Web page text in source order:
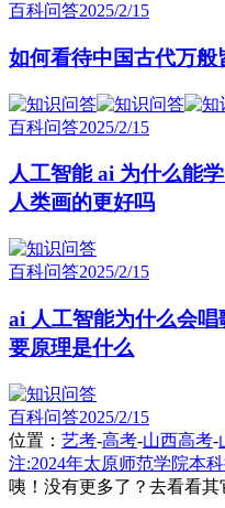
百科问答2025/2/15
如何看待中国古代万
百科问答2025/2/15
人工智能 ai 为什么能
人类画的更好吗
百科问答2025/2/15
ai 人工智能为什么会
要原理是什么
百科问答2025/2/15
位置： 艺考-高考-山西高考-
注:2024年太原师范学院本
咦！没有更多了？去看看其